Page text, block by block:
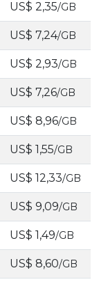
US$ 2,35/GB
US$ 7,24/GB
US$ 2,93/GB
US$ 7,26/GB
US$ 8,96/GB
US$ 1,55/GB
US$ 12,33/GB
US$ 9,09/GB
US$ 1,49/GB
US$ 8,60/GB